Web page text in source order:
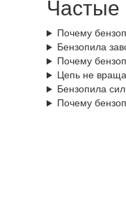
Частые
Почему
Бензопила
Почему
Цепь не
Бензопила
Почему